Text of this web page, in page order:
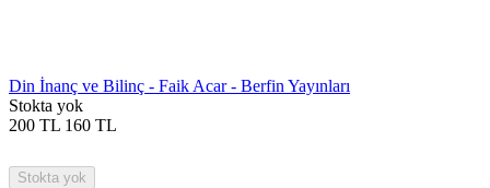
Din İnanç ve Bilinç - Faik Acar - Berfin Yayınları
Stokta yok
200 TL 160 TL
Stokta yok